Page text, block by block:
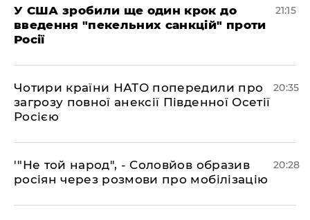
​У США зробили ще один крок до
введення "пекельних санкцій" проти
Росії
21:15
​Чотири країни НАТО попередили про
загрозу повної анексії Південної Осетії
Росією
20:35
​'"Не той народ", - Соловйов образив
росіян через розмови про мобілізацію
20:28